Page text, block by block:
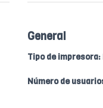
General
Tipo de impresora:
Número de